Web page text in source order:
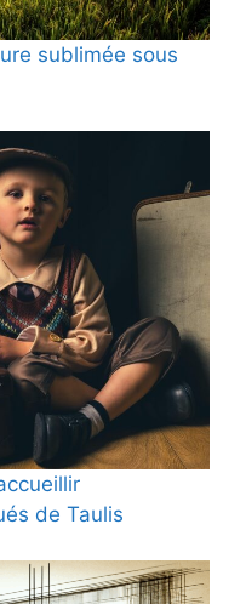
sublimée sous
de Taulis